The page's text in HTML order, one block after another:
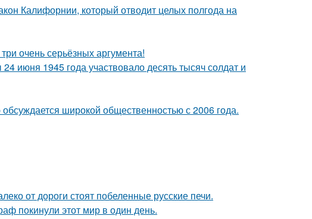
Калифорнии, который отводит целых полгода на
очень серьёзных аргумента!
июня 1945 года участвовало десять тысяч солдат и
широкой общественностью с 2006 года.
от дороги стоят побеленные русские печи.
покинули этот мир в один день.